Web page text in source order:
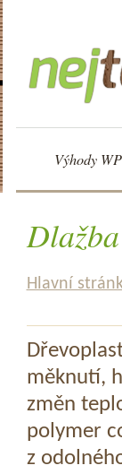
Výhody
Hlavní
měknutí,
změn
polymer
z